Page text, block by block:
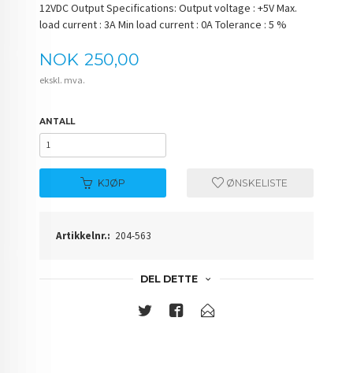
12VDC Output Specifications: Output voltage : +5V Max.
load current : 3A Min load current : 0A Tolerance : 5 %
Pris
NOK 250,00
ekskl. mva.
ANTALL
KJØP ØNSKELISTE
Artikkelnr.: 204-563
DEL DETTE